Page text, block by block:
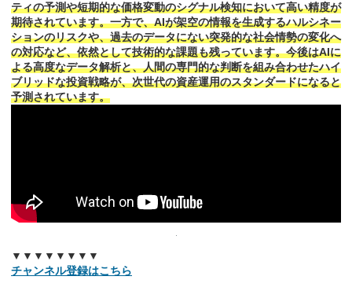
ティの予測や短期的な価格変動のシグナル検知において高い精度が
期待されています。一方で、AIが架空の情報を生成するハルシネー
ションのリスクや、過去のデータにない突発的な社会情勢の変化へ
の対応など、依然として技術的な課題も残っています。今後はAIに
よる高度なデータ解析と、人間の専門的な判断を組み合わせたハイ
ブリッドな投資戦略が、次世代の資産運用のスタンダードになると
予測されています。
▼▼▼▼▼▼▼▼
チャンネル登録はこちら